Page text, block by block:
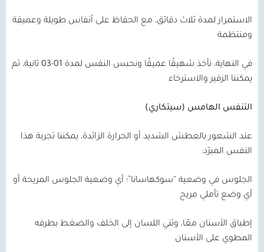
الاستمرار لمدة ثلاث دقائق، مع الحفاظ على أنفاس طويلة وعميقة
ومنتظمة
في النهاية، نأخذ شهيقًا عميقًا ونحبس النفس لمدة 01-03
ثانية، ثم
يمكننا الزفير والاسترخاء
التنفس الهامس (سيتكاري)
عند الشعور بالعطش الشديد أو الحرارة الزائدة، يمكننا تجربة هذا
النفس المبرّد:
الجلوس في وضعية “سوكهاسانا”؛ أي وضعية الجلوس المريحة أو
أي وضع تأملي مريح
إطباق الأسنان معًا، وثني اللسان إلى الخلف والضغط بطرفه
المطوي على الأسنان